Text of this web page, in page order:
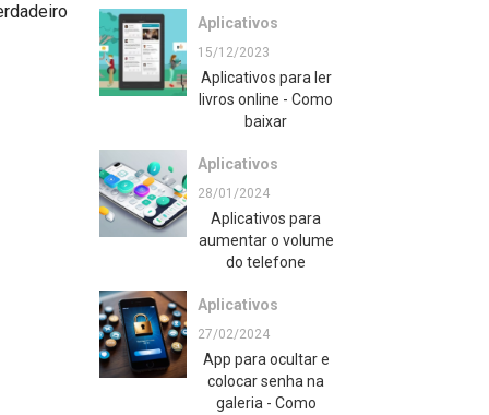
Aplicativos
15/12/2023
Aplicativos para ler
livros online - Como
baixar
Aplicativos
28/01/2024
Aplicativos para
aumentar o volume
do telefone
Aplicativos
27/02/2024
App para ocultar e
colocar senha na
galeria - Como